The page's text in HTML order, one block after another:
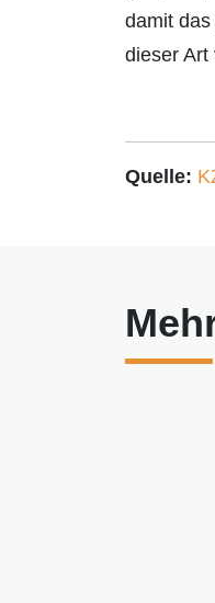
damit
dieser Art
Quelle: